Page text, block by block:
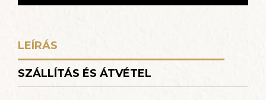
LEÍRÁS
SZÁLLÍTÁS ÉS ÁTVÉTEL